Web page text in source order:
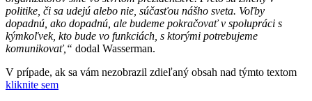
politike, či sa udejú alebo nie, súčasťou nášho sveta. Voľby
dopadnú, ako dopadnú, ale budeme pokračovať v spolupráci s
kýmkoľvek, kto bude vo funkciách, s ktorými potrebujeme
komunikovať,“ dodal Wasserman.
V prípade, ak sa vám nezobrazil zdieľaný obsah nad týmto textom
kliknite sem